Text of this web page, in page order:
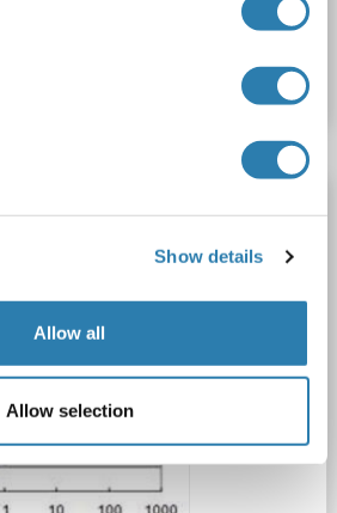
Show details
Allow all
Allow selection